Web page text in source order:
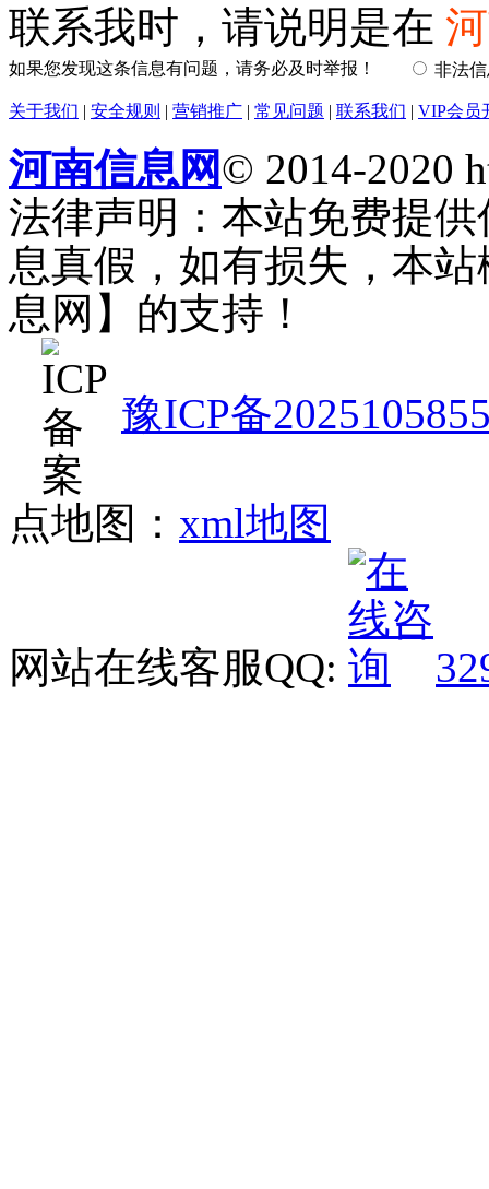
联系我时，请说明是在
如果您发现这条信息有问题，请务必及时举报！ 非法
关于我们 | 安全规则 | 营销推广 | 常见问题 | 联系我们 | VIP会员
河南信息网© 2014-2020
法律声明：本站免费提
息真假，如有损失，本
息网】的支持！
豫ICP备
点地图： xml地图
网站在线客服QQ: